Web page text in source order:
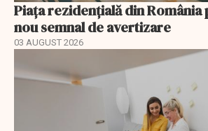
Piața rezidențială din România
nou semnal de avertizare
03 AUGUST 2026